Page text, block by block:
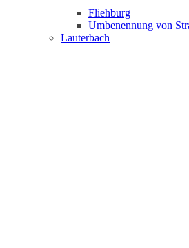
Fliehburg
Umbenennung von
Lauterbach